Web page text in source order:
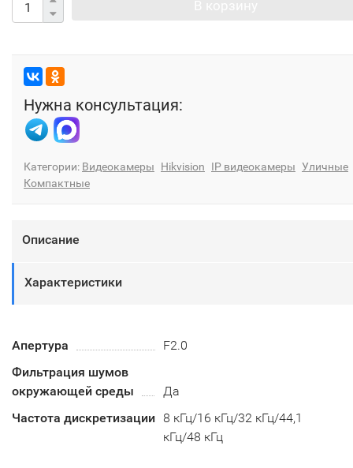
Нужна консультация:
Категории: Видеокамеры Hikvision IP видеокамеры Уличные
Компактные
Описание
Характеристики
Апертура
F2.0
Фильтрация шумов
окружающей среды
Да
Частота дискретизации 8 кГц/16 кГц/32 кГц/44,1
кГц/48 кГц